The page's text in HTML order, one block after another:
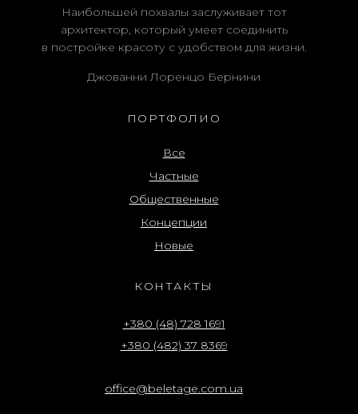
Наибольшей похвалы заслуживает тот
архитектор, который умеет соединить
в постройке красоту с удобством для жизни.
Джованни Лоренцо Бернини
ПОРТФОЛИО
Все
Частные
Общественные
Концепции
Новые
КОНТАКТЫ
+380 (48) 728 1691
+380 (482) 37 8369
office@beletage.com.ua